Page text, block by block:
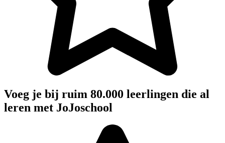
Voeg je bij ruim 80.000 leerlingen die al
leren met JoJoschool